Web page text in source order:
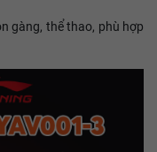
gàng, thể thao, phù hợp